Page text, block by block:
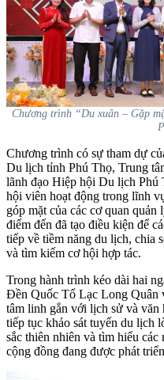
Chương trình “Du xuân – Gặp
Chương trình có sự tham dự
Du lịch tỉnh Phú Thọ, Trung
lãnh đạo Hiệp hội Du lịch Phú
hội viên hoạt động trong lĩnh
góp mặt của các cơ quan
điểm đến đã tạo điều kiện để
tiếp về tiềm năng du lịch, chia
và tìm kiếm cơ hội hợp tác.
Trong hành trình kéo dài hai
Đền Quốc Tổ Lạc Long Quân
tâm linh gắn với lịch sử và văn
tiếp tục khảo sát tuyến du lịch
sắc thiên nhiên và tìm hiểu
cộng đồng đang được phát